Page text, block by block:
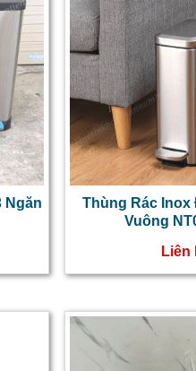
Ngăn
Thùng Rác Inox
Vuông
Liên